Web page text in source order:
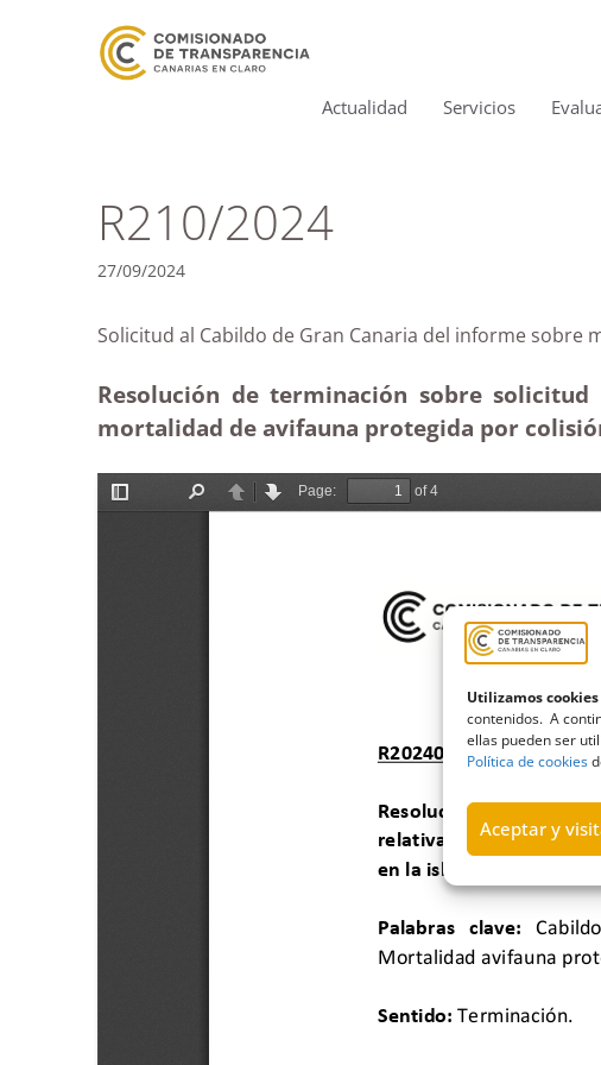
Utilizamos
contenidos. A
ellas pueden ser
Política de cookies
Aceptar y
Actualidad Servicios
R210/2024
27/09/2024
Solicitud al Cabildo de Gran Canaria del informe
Resolución de terminación sobre
mortalidad de avifauna protegida por